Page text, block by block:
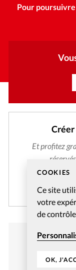
COOKIES
Ce site
votre
de
OK,
Pour
Et profitez